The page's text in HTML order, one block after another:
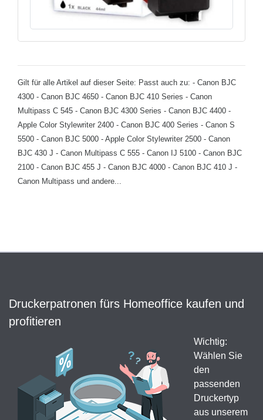
Gilt für alle Artikel auf dieser Seite: Passt auch zu: - Canon BJC
4300 - Canon BJC 4650 - Canon BJC 410 Series - Canon
Multipass C 545 - Canon BJC 4300 Series - Canon BJC 4400 -
Apple Color Stylewriter 2400 - Canon BJC 400 Series - Canon S
5500 - Canon BJC 5000 - Apple Color Stylewriter 2500 - Canon
BJC 430 J - Canon Multipass C 555 - Canon IJ 5100 - Canon BJC
2100 - Canon BJC 455 J - Canon BJC 4000 - Canon BJC 410 J -
Canon Multipass und andere...
Druckerpatronen fürs Homeoffice kaufen und
profitieren
Wichtig:
Wählen Sie
den
passenden
Druckertyp
aus unserem